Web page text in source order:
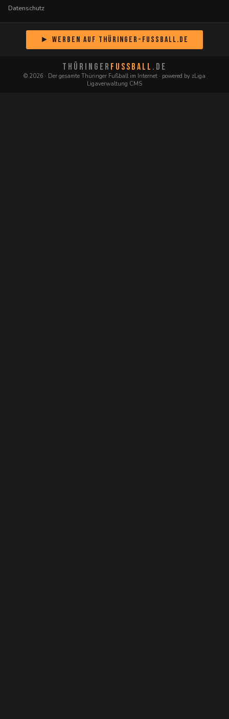
Datenschutz
► Werben auf Thüringer-Fussball.de
THÜRINGER FUSSBALL .DE
© 2026 · Der gesamte Thüringer Fußball im Internet · powered by zLiga
Ligaverwaltung CMS